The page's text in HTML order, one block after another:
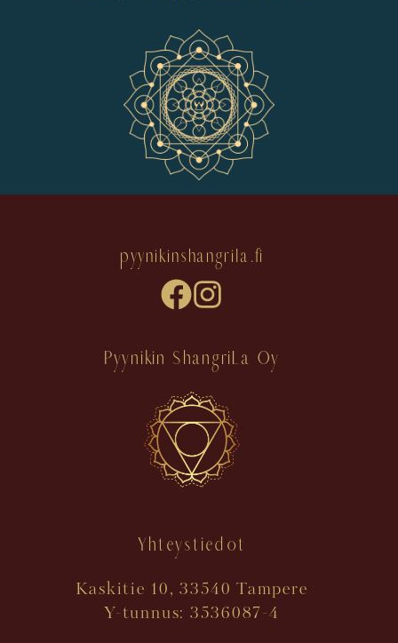
pyynikinshangrila.fi
Pyynikin ShangriLa Oy
Yhteystiedot
Kaskitie 10, 33540 Tampere
Y-tunnus: 3536087-4